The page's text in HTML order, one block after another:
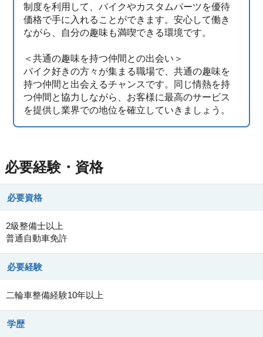
制度を利用して、バイクやカスタムパーツを優待
価格で手に入れることができます。安心して働き
ながら、自分の趣味も満喫できる環境です。
＜共通の趣味を持つ仲間との出会い＞
バイク好きの方々が集まる職場で、共通の趣味を
持つ仲間と出会えるチャンスです。同じ情熱を持
つ仲間と協力しながら、お客様に最高のサービス
を提供し業界での地位を確立していきましょう。
必要経験・資格
必要資格
2級整備士以上
普通自動車免許
必要経験
二輪車整備経験10年以上
学歴